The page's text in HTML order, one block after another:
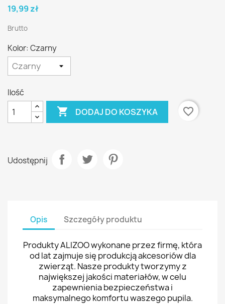
19,99 zł
Brutto
Kolor: Czarny
Ilość
 DODAJ DO KOSZYKA favorite_border
Udostępnij
Opis Szczegóły produktu
Produkty ALIZOO wykonane przez firmę, która
od lat zajmuje się produkcją akcesoriów dla
zwierząt. Nasze produkty tworzymy z
największej jakości materiałów, w celu
zapewnienia bezpieczeństwa i
maksymalnego komfortu waszego pupila.